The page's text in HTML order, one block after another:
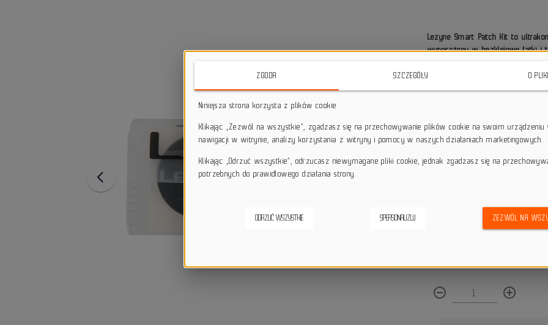
Lezyne Smart Patch Kit to
wyposażony w bezklejowe łatki i
nagłe awarie, zapewnia szybkie
kleju.
local_shipping Darmowa dostawa przy
remove_circle_outline add_circle_outline
ZGODA SZCZEGÓŁY O
Niniejsza strona korzysta z plików cookie
Klikając „Zezwól na wszystkie”, zgadzasz się na przechowywanie plików cookie na swoim urządzeniu
nawigacji w witrynie, analizy korzystania z witryny i pomocy w naszych działaniach marketingowych.
Klikając „Odrzuć wszystkie”, odrzucasz niewymagane pliki cookie, jednak zgadzasz się na
potrzebnych do prawidłowego działania strony.
ODRZUĆ WSZYSTKIE SPERSONALIZUJ ZEZWÓL NA